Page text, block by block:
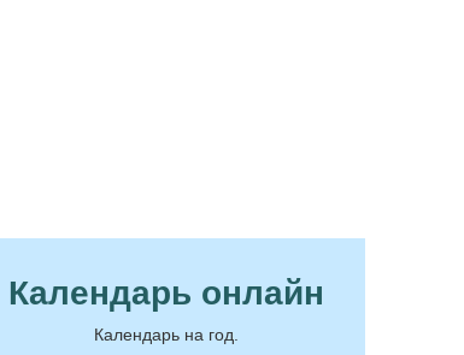
Календарь онлайн
Календарь на год.